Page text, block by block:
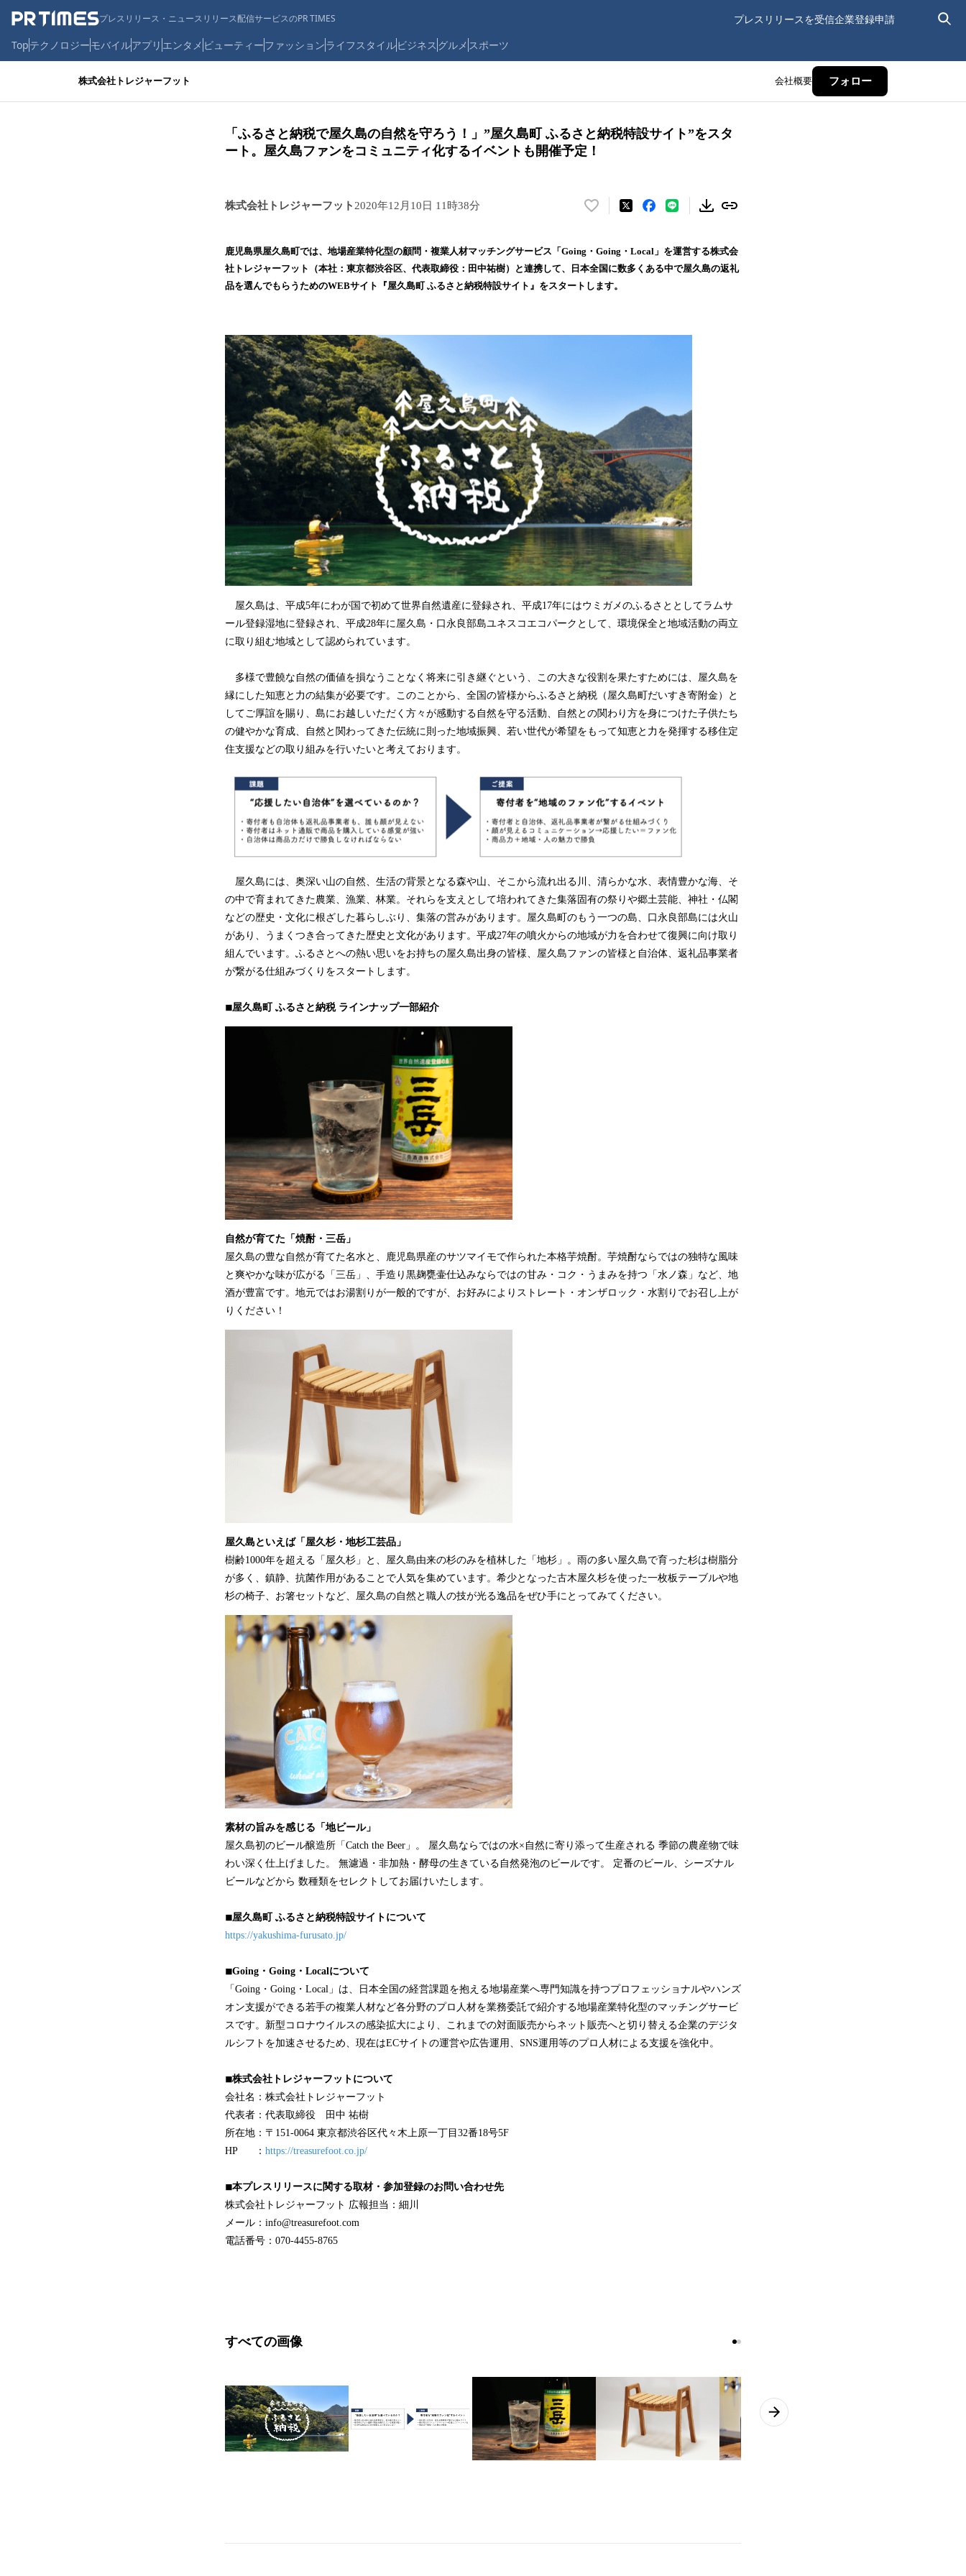
プレスリリース・ニュースリリース配信サービスのPR TIMES プレスリリースを受信企業登録申請
Topテクノロジーモバイルアプリ エンタメ ビューティーファッションライフスタイルビジネス グルメ スポーツ
株式会社トレジャーフット 会社概要 フォロー
「ふるさと納税で屋久島の自然を守ろう！」”屋久島町 ふるさと納税特設サイト”をスタ
ート。屋久島ファンをコミュニティ化するイベントも開催予定！
株式会社トレジャーフット 2020年12月10日 11時38分
い
！
数
を
込
鹿児島県屋久島町では、地場産業特化型の顧問・複業人材マッチングサービス「Going・Going・Local」を運営する株式会
社トレジャーフット（本社：東京都渋谷区、代表取締役：田中祐樹）と連携して、日本全国に数多くある中で屋久島の返礼
品を選んでもらうためのWEBサイト『屋久島町 ふるさと納税特設サイト』をスタートします。
屋久島は、平成5年にわが国で初めて世界自然遺産に登録され、平成17年にはウミガメのふるさととしてラムサ
ール登録湿地に登録され、平成28年に屋久島・口永良部島ユネスコエコパークとして、環境保全と地域活動の両立
に取り組む地域として認められています。
多様で豊饒な自然の価値を損なうことなく将来に引き継ぐという、この大きな役割を果たすためには、屋久島を
縁にした知恵と力の結集が必要です。このことから、全国の皆様からふるさと納税（屋久島町だいすき寄附金）と
してご厚誼を賜り、島にお越しいただく方々が感動する自然を守る活動、自然との関わり方を身につけた子供たち
の健やかな育成、自然と関わってきた伝統に則った地域振興、若い世代が希望をもって知恵と力を発揮する移住定
住支援などの取り組みを行いたいと考えております。
屋久島には、奥深い山の自然、生活の背景となる森や山、そこから流れ出る川、清らかな水、表情豊かな海、そ
の中で育まれてきた農業、漁業、林業。それらを支えとして培われてきた集落固有の祭りや郷土芸能、神社・仏閣
などの歴史・文化に根ざした暮らしぶり、集落の営みがあります。屋久島町のもう一つの島、口永良部島には火山
があり、うまくつき合ってきた歴史と文化があります。平成27年の噴火からの地域が力を合わせて復興に向け取り
組んでいます。ふるさとへの熱い思いをお持ちの屋久島出身の皆様、屋久島ファンの皆様と自治体、返礼品事業者
が繋がる仕組みづくりをスタートします。
◾︎屋久島町 ふるさと納税 ラインナップ一部紹介
自然が育てた「焼酎・三岳」
屋久島の豊な自然が育てた名水と、鹿児島県産のサツマイモで作られた本格芋焼酎。芋焼酎ならではの独特な風味
と爽やかな味が広がる「三岳」、手造り黒麹甕壷仕込みならではの甘み・コク・うまみを持つ「水ノ森」など、地
酒が豊富です。地元ではお湯割りが一般的ですが、お好みによりストレート・オンザロック・水割りでお召し上が
りください！
屋久島といえば「屋久杉・地杉工芸品」
樹齢1000年を超える「屋久杉」と、屋久島由来の杉のみを植林した「地杉」。雨の多い屋久島で育った杉は樹脂分
が多く、鎮静、抗菌作用があることで人気を集めています。希少となった古木屋久杉を使った一枚板テーブルや地
杉の椅子、お箸セットなど、屋久島の自然と職人の技が光る逸品をぜひ手にとってみてください。
素材の旨みを感じる「地ビール」
屋久島初のビール醸造所「Catch the Beer」。 屋久島ならではの水×自然に寄り添って生産される 季節の農産物で味
わい深く仕上げました。 無濾過・非加熱・酵母の生きている自然発泡のビールです。 定番のビール、シーズナル
ビールなどから 数種類をセレクトしてお届けいたします。
◾︎屋久島町 ふるさと納税特設サイトについて
https://yakushima-furusato.jp/
◾︎Going・Going・Localについて
「Going・Going・Local」は、日本全国の経営課題を抱える地場産業へ専門知識を持つプロフェッショナルやハンズ
オン支援ができる若手の複業人材など各分野のプロ人材を業務委託で紹介する地場産業特化型のマッチングサービ
スです。新型コロナウイルスの感染拡大により、これまでの対面販売からネット販売へと切り替える企業のデジタ
ルシフトを加速させるため、現在はECサイトの運営や広告運用、SNS運用等のプロ人材による支援を強化中。
◾︎株式会社トレジャーフットについて
会社名：株式会社トレジャーフット
代表者：代表取締役 田中 祐樹
所在地：〒151-0064 東京都渋谷区代々木上原一丁目32番18号5F
HP ： https://treasurefoot.co.jp/
◾︎本プレスリリースに関する取材・参加登録のお問い合わせ先
株式会社トレジャーフット 広報担当：細川
メール：info@treasurefoot.com
電話番号：070-4455-8765
すべての画像